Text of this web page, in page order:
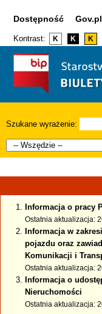
Dostępność
Kontrast: K K K
Szukane wyrażenie:
Informacja o pracy
Ostatnia aktualizacja:
Informacja w
pojazdu oraz
Komunikacji i
Ostatnia aktualizacja:
Informacja o
Nieruchomości
Ostatnia aktualizacja: